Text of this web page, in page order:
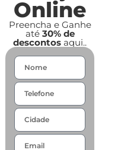
Online
Preencha e Ganhe
até 30% de
descontos aqui..